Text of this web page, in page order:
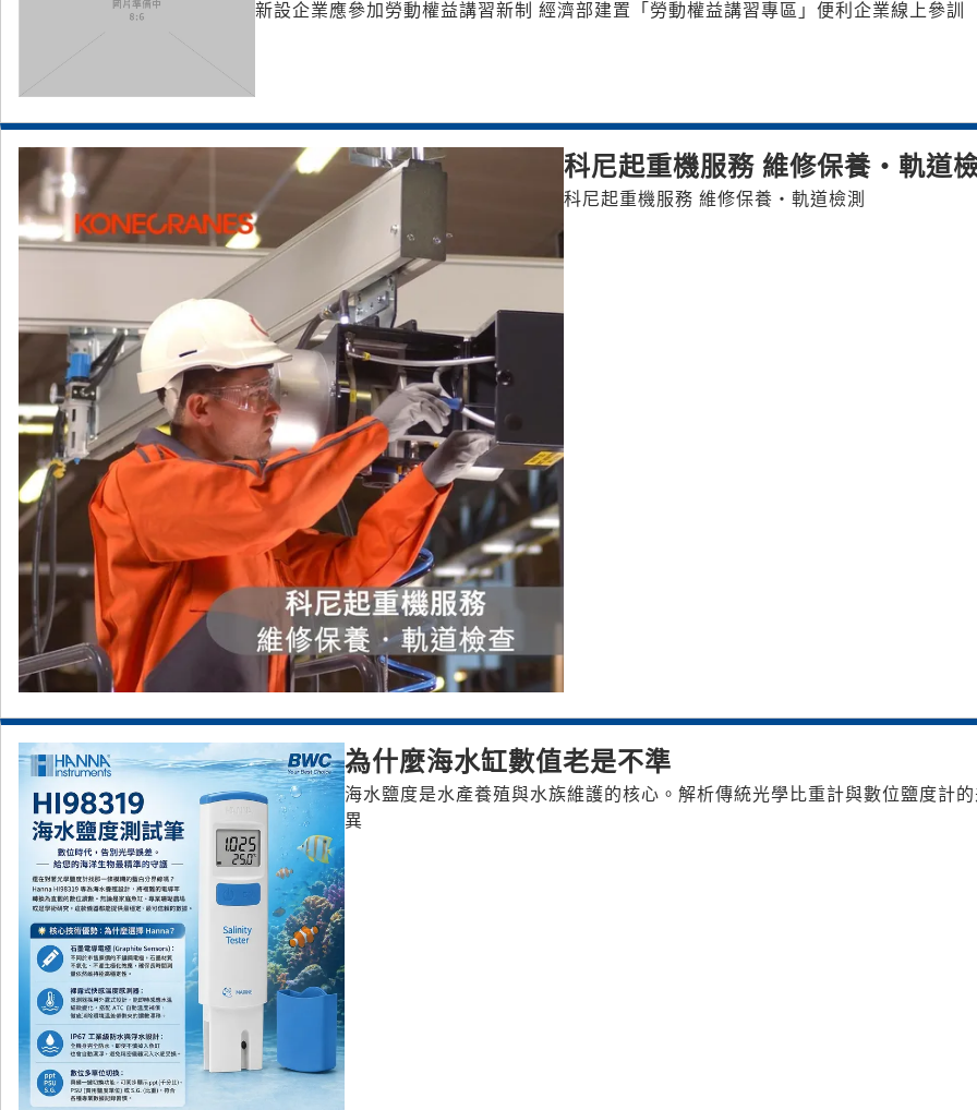
新設企業應參加勞動權益講習新制 經濟部建置「勞動權益講習專區」便利企業線上參訓
科尼起重機服務 維修保養・軌道
科尼起重機服務 維修保養・軌道檢測
為什麼海水缸數值老是不準
海水鹽度是水產養殖與水族維護的核心。解析傳統光學比重計與數位鹽度計
異